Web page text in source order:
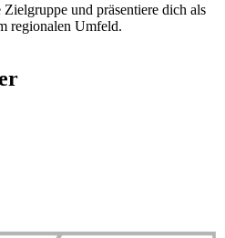
und präsentiere dich als
regionalen Umfeld.